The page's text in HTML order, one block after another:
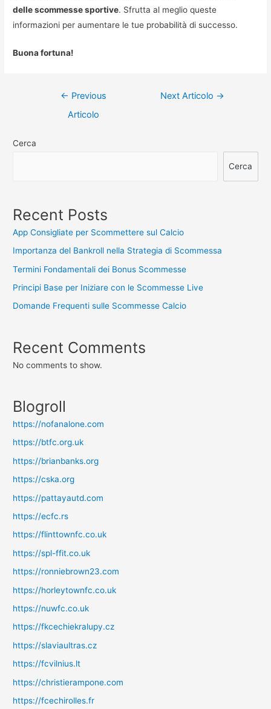
delle scommesse sportive. Sfrutta al meglio queste
informazioni per aumentare le tue probabilità di successo.
Buona fortuna!
Navigazione
articoli
← Previous
Articolo
Next Articolo →
Cerca
Cerca
Recent Posts
App Consigliate per Scommettere sul Calcio
Importanza del Bankroll nella Strategia di Scommessa
Termini Fondamentali dei Bonus Scommesse
Principi Base per Iniziare con le Scommesse Live
Domande Frequenti sulle Scommesse Calcio
Recent Comments
No comments to show.
Blogroll
https://nofanalone.com
https://btfc.org.uk
https://brianbanks.org
https://cska.org
https://pattayautd.com
https://ecfc.rs
https://flinttownfc.co.uk
https://spl-ffit.co.uk
https://ronniebrown23.com
https://horleytownfc.co.uk
https://nuwfc.co.uk
https://fkcechiekralupy.cz
https://slaviaultras.cz
https://fcvilnius.lt
https://christierampone.com
https://fcechirolles.fr